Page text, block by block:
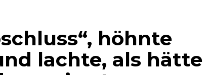
höhnte
lachte, als hätte